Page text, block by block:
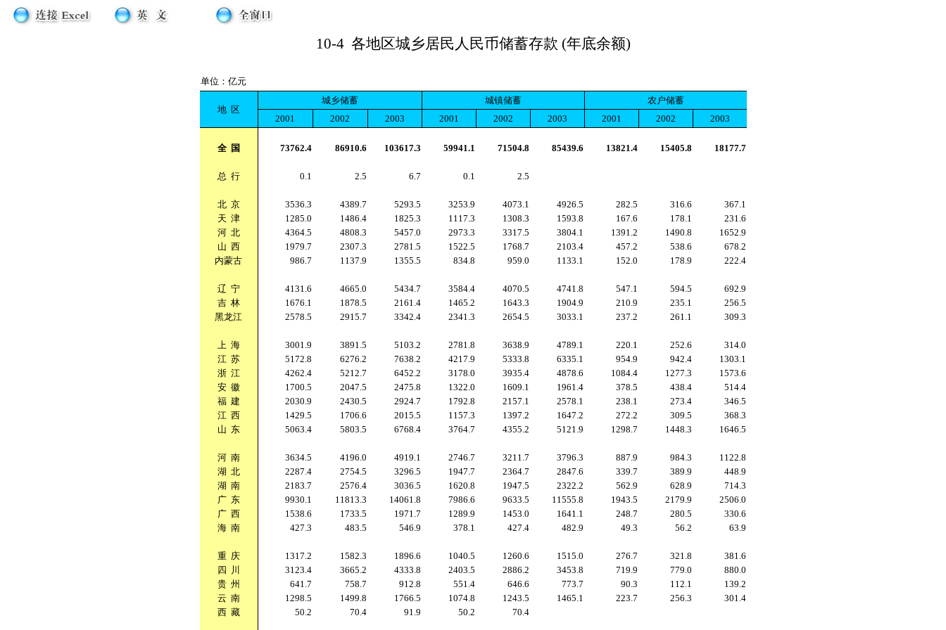
10-4 各地区城乡居民人民币储蓄存款 (年底余额)
单位：亿元
地 区
城乡储蓄 城镇储蓄
农户储蓄
2001
2002 2003 2001 2002 2003 2001 2002 2003
全 国 73762.4 86910.6 103617.3 59941.1 71504.8 85439.6 13821.4 15405.8 18177.7
总 行 0.1 2.5 6.7 0.1 2.5
北 京 3536.3 4389.7 5293.5 3253.9 4073.1 4926.5 282.5 316.6
367.1
天 津 1285.0 1486.4 1825.3 1117.3 1308.3 1593.8 167.6 178.1
231.6
河 北 4364.5 4808.3 5457.0 2973.3 3317.5 3804.1 1391.2 1490.8
1652.9
山 西 1979.7 2307.3 2781.5 1522.5 1768.7 2103.4 457.2 538.6
678.2
内蒙古
986.7 1137.9 1355.5 834.8 959.0 1133.1 152.0 178.9 222.4
辽 宁 4131.6 4665.0 5434.7 3584.4 4070.5 4741.8 547.1 594.5
692.9
吉 林 1676.1 1878.5 2161.4 1465.2 1643.3 1904.9 210.9 235.1
256.5
黑龙江
2578.5 2915.7 3342.4 2341.3 2654.5 3033.1 237.2 261.1 309.3
上 海 3001.9 3891.5 5103.2 2781.8 3638.9 4789.1 220.1 252.6
314.0
江 苏 5172.8 6276.2 7638.2 4217.9 5333.8 6335.1 954.9 942.4
1303.1
浙 江 4262.4 5212.7 6452.2 3178.0 3935.4 4878.6 1084.4 1277.3
1573.6
安 徽 1700.5 2047.5 2475.8 1322.0 1609.1 1961.4 378.5 438.4
514.4
福 建 2030.9 2430.5 2924.7 1792.8 2157.1 2578.1 238.1 273.4
346.5
江 西 1429.5 1706.6 2015.5 1157.3 1397.2 1647.2 272.2 309.5
368.3
山 东 5063.4 5803.5 6768.4 3764.7 4355.2 5121.9 1298.7 1448.3 1646.5
河 南 3634.5 4196.0 4919.1 2746.7 3211.7 3796.3 887.9 984.3
1122.8
湖 北 2287.4 2754.5 3296.5 1947.7 2364.7 2847.6 339.7 389.9
448.9
湖 南 2183.7 2576.4 3036.5 1620.8 1947.5 2322.2 562.9 628.9
714.3
广 东 9930.1 11813.3 14061.8 7986.6 9633.5 11555.8 1943.5 2179.9
2506.0
广 西 1538.6 1733.5 1971.7 1289.9 1453.0 1641.1 248.7 280.5
330.6
海 南 427.3 483.5 546.9 378.1 427.4 482.9 49.3 56.2 63.9
重 庆 1317.2 1582.3 1896.6 1040.5 1260.6 1515.0 276.7 321.8
381.6
四 川 3123.4 3665.2 4333.8 2403.5 2886.2 3453.8 719.9 779.0
880.0
贵 州 641.7 758.7 912.8 551.4 646.6 773.7 90.3 112.1
139.2
云 南 1298.5 1499.8 1766.5 1074.8 1243.5 1465.1 223.7 256.3
301.4
西 藏 50.2 70.4 91.9 50.2 70.4